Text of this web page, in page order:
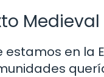
Medieval
estamos en la